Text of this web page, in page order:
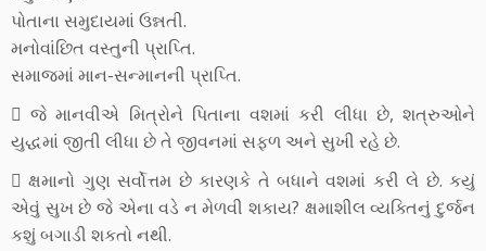
પોતાના સમુદાયમાં ઉન્નતી.
મનોવાંછિત વસ્તુની પ્રાપ્તિ.
સમાજમાં માન-સન્માનની પ્રાપ્તિ.
 જે માનવીએ મિત્રોને પિતાના વશમાં કરી લીધા છે, શત્રુઓને
યુદ્ધમાં જીતી લીધા છે તે જીવનમાં સફળ અને સુખી રહે છે.
 ક્ષમાનો ગુણ સર્વોત્તમ છે કારણકે તે બધાને વશમાં કરી લે છે. કયું
એવું સુખ છે જે એના વડે ન મેળવી શકાય? ક્ષમાશીલ વ્યક્તિનું દુર્જન
કશું બગાડી શકતો નથી.